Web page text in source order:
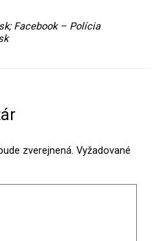
Facebook – Polícia
zverejnená. Vyžadované